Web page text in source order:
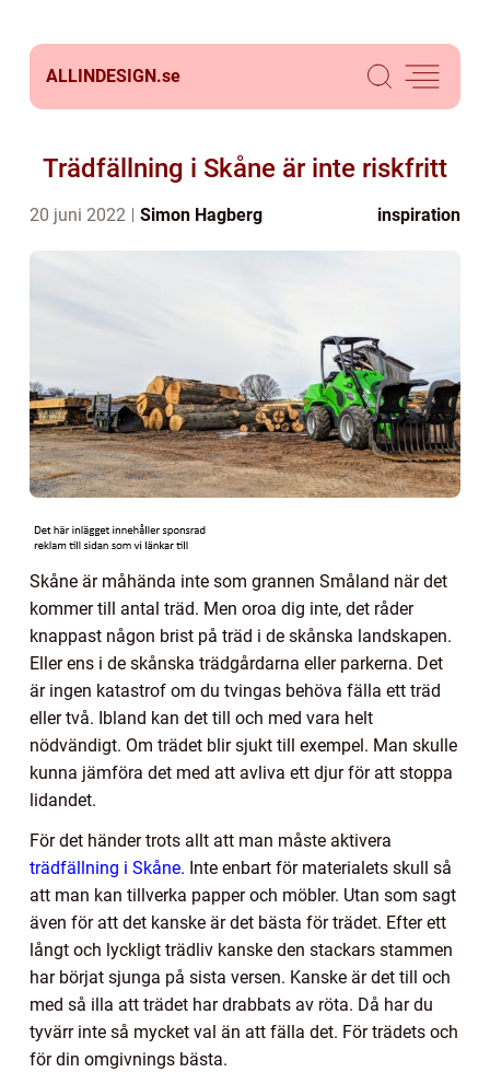
ALLINDESIGN.se
Trädfällning i Skåne är inte riskfritt
20 juni 2022 Simon Hagberg inspiration
Skåne är måhända inte som grannen Småland när det
kommer till antal träd. Men oroa dig inte, det råder
knappast någon brist på träd i de skånska landskapen.
Eller ens i de skånska trädgårdarna eller parkerna. Det
är ingen katastrof om du tvingas behöva fälla ett träd
eller två. Ibland kan det till och med vara helt
nödvändigt. Om trädet blir sjukt till exempel. Man skulle
kunna jämföra det med att avliva ett djur för att stoppa
lidandet.
För det händer trots allt att man måste aktivera
trädfällning i Skåne. Inte enbart för materialets skull så
att man kan tillverka papper och möbler. Utan som sagt
även för att det kanske är det bästa för trädet. Efter ett
långt och lyckligt trädliv kanske den stackars stammen
har börjat sjunga på sista versen. Kanske är det till och
med så illa att trädet har drabbats av röta. Då har du
tyvärr inte så mycket val än att fälla det. För trädets och
för din omgivnings bästa.